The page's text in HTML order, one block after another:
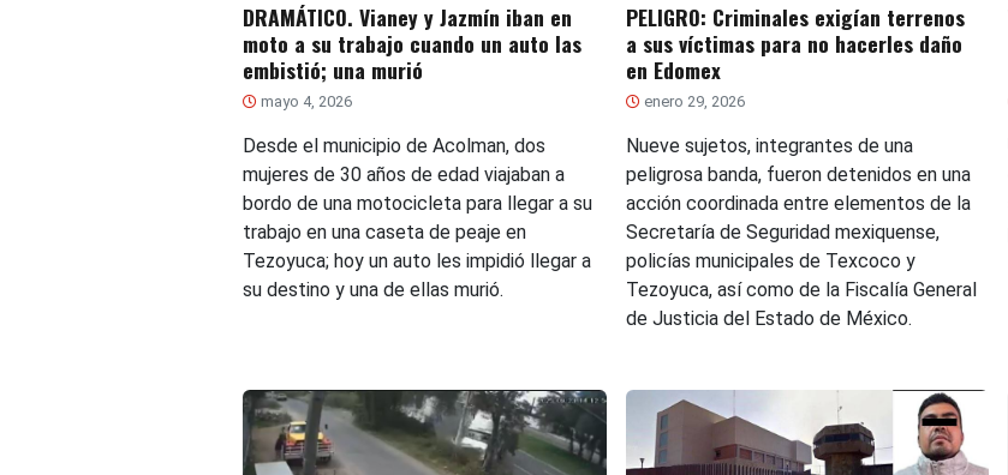
DRAMÁTICO. Vianey y Jazmín iban en
moto a su trabajo cuando un auto las
embistió; una murió
mayo 4, 2026
Desde el municipio de Acolman, dos
mujeres de 30 años de edad viajaban a
bordo de una motocicleta para llegar a su
trabajo en una caseta de peaje en
Tezoyuca; hoy un auto les impidió llegar a
su destino y una de ellas murió.
PELIGRO: Criminales exigían terrenos
a sus víctimas para no hacerles daño
en Edomex
enero 29, 2026
Nueve sujetos, integrantes de una
peligrosa banda, fueron detenidos en una
acción coordinada entre elementos de la
Secretaría de Seguridad mexiquense,
policías municipales de Texcoco y
Tezoyuca, así como de la Fiscalía General
de Justicia del Estado de México.